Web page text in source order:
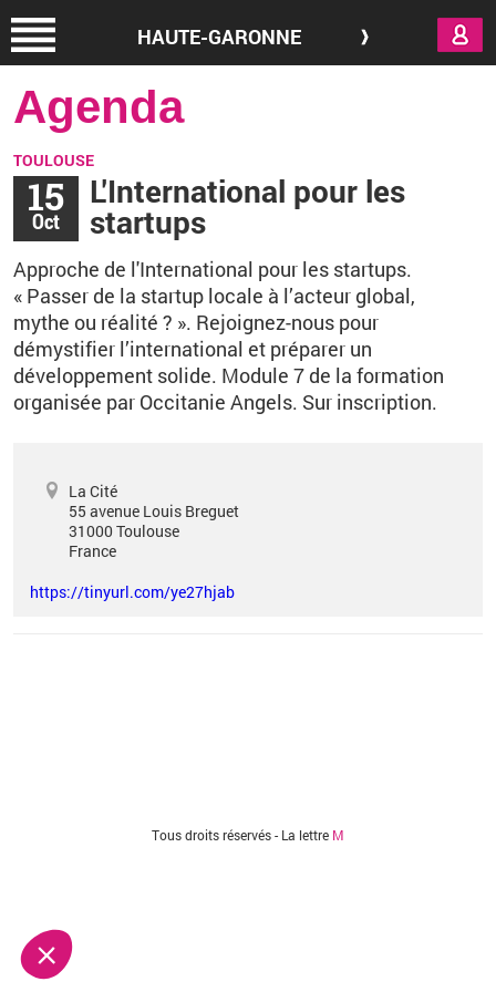
HAUTE-GARONNE
Agenda
TOULOUSE
15
Oct
L'International pour les
startups
Approche de l'International pour les startups.
« Passer de la startup locale à l’acteur global,
mythe ou réalité ? ». Rejoignez-nous pour
démystifier l’international et préparer un
développement solide. Module 7 de la formation
organisée par Occitanie Angels. Sur inscription.
La Cité
55 avenue Louis Breguet
31000 Toulouse
France
https://tinyurl.com/ye27hjab
Tous droits réservés - La lettre M